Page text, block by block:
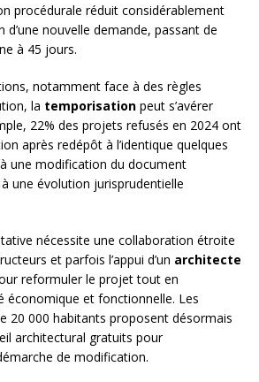
procédurale réduit considérablement
d’une nouvelle demande, passant de
à 45 jours.
notamment face à des règles
la temporisation peut s’avérer
22% des projets refusés en 2024 ont
après redépôt à l’identique quelques
une modification du document
une évolution jurisprudentielle
nécessite une collaboration étroite
et parfois l’appui d’un architecte
reformuler le projet tout en
économique et fonctionnelle. Les
20 000 habitants proposent désormais
architectural gratuits pour
de modification.